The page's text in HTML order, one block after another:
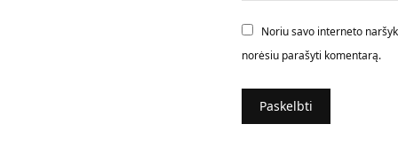
Noriu savo interneto
norėsiu parašyti komentarą.